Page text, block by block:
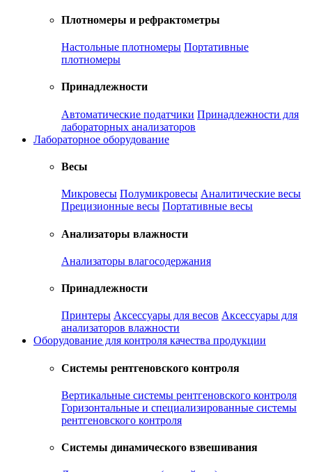
Плотномеры и рефрактометры
Настольные плотномеры Портативные
плотномеры
Принадлежности
Автоматические податчики Принадлежности для
лабораторных анализаторов
Лабораторное оборудование
Весы
Микровесы Полумикровесы Аналитические весы
Прецизионные весы Портативные весы
Анализаторы влажности
Анализаторы влагосодержания
Принадлежности
Принтеры Аксессуары для весов Аксессуары для
анализаторов влажности
Оборудование для контроля качества продукции
Системы рентгеновского контроля
Вертикальные системы рентгеновского контроля
Горизонтальные и специализированные системы
рентгеновского контроля
Системы динамического взвешивания